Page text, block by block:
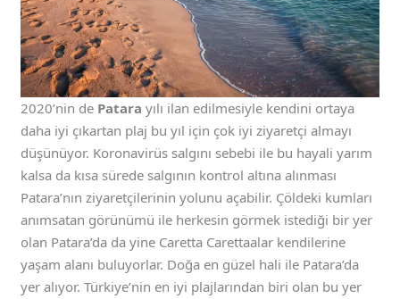
2020’nin de Patarayılı ilan edilmesiyle kendini ortaya
daha iyi çıkartan plaj bu yıl için çok iyi ziyaretçi almayı
düşünüyor. Koronavirüs salgını sebebi ile bu hayali yarım
kalsa da kısa sürede salgının kontrol altına alınması
Patara’nın ziyaretçilerinin yolunu açabilir. Çöldeki kumları
anımsatan görünümü ile herkesin görmek istediği bir yer
olan Patara’da da yine Caretta Carettaalar kendilerine
yaşam alanı buluyorlar. Doğa en güzel hali ile Patara’da
yer alıyor. Türkiye’nin en iyi plajlarından biri olan bu yer